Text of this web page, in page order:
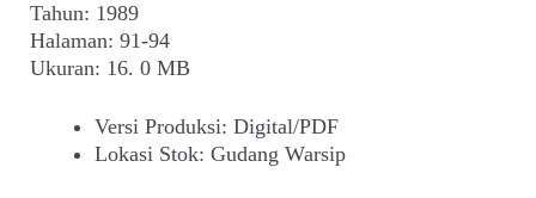
Tahun: 1989
Halaman: 91-94
Ukuran: 16. 0 MB
Versi Produksi: Digital/PDF
Lokasi Stok: Gudang Warsip